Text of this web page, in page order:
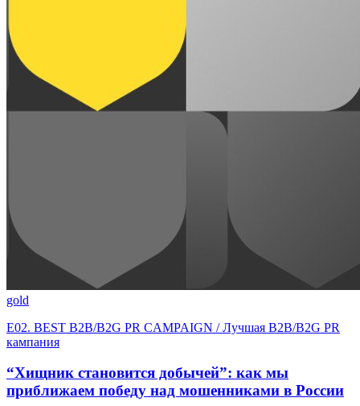
gold
E02. BEST B2B/B2G PR CAMPAIGN / Лучшая B2B/B2G PR
кампания
“Хищник становится добычей”: как мы
приближаем победу над мошенниками в России